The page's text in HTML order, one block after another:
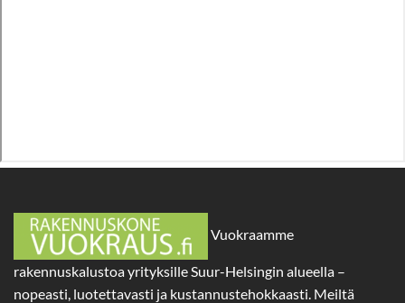
Vuokraamme
rakennuskalustoa yrityksille Suur-Helsingin alueella –
nopeasti, luotettavasti ja kustannustehokkaasti. Meiltä